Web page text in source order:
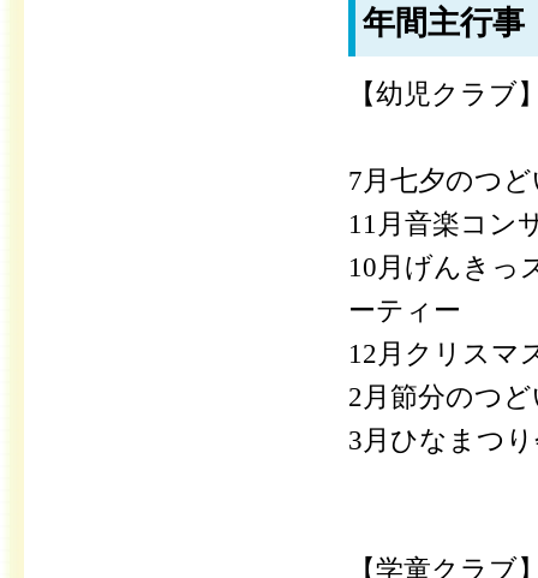
年間主行事
【幼児クラブ
7月七夕のつ
11月音楽コン
10月げんきっ
ーティー
12月クリスマ
2月節分のつ
3月ひなまつ
【学童クラブ